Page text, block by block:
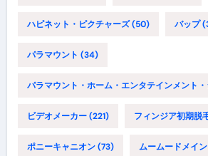
ハピネット・ピクチャーズ(50) バップ
パラマウント (34)
パラマウント・ホーム・エンタテインメント
ビデオメーカー(221) フィンジア初期脱
ポニーキャニオン(73) ムームードメイン